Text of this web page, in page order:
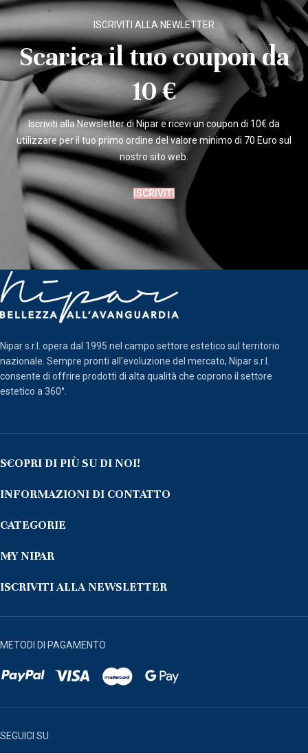
ISCRIVITI ALLA NEWLETTER
Scarica il tuo coupon da
10 €
Iscriviti alla Newsletter di Nipar e ricevi un coupon di 10€ da
utilizzare per il tuo primo ordine del valore minimo di 70 Euro sul
nostro sito web.
ISCRIVITI
Nipar s.r.l. opera dal 1995 nel campo settore estetico sul territorio
nazionale. Sempre pronti all'evoluzione del mercato, Nipar s.r.l.
consente di offrire prodotti di alta qualità che coprono il settore
estetico a 360°.
SCOPRI DI PIÙ SU DI NOI!
INFORMAZIONI DI CONTATTO
CATEGORIE
MY NIPAR
ISCRIVITI ALLA NEWSLETTER
METODI DI PAGAMENTO
SEGUICI SU: